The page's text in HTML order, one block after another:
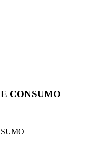
CONSUMO